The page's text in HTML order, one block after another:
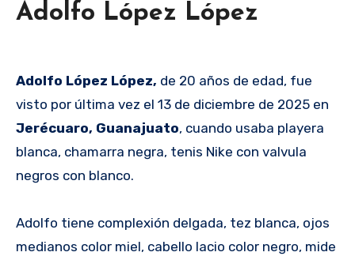
Adolfo López López
Adolfo López López, de 20 años de edad, fue
visto por última vez el 13 de diciembre de 2025 en
Jerécuaro, Guanajuato, cuando usaba playera
blanca, chamarra negra, tenis Nike con valvula
negros con blanco.
Adolfo tiene complexión delgada, tez blanca, ojos
medianos color miel, cabello lacio color negro, mide